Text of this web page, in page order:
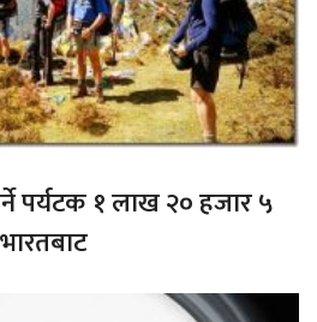
पर्यटक १ लाख २० हजार ५